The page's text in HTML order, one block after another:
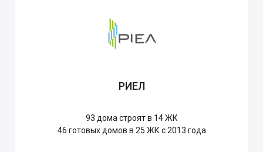
РИЕЛ
93 дома строят в 14 ЖК
46 готовых домов в 25 ЖК с 2013 года